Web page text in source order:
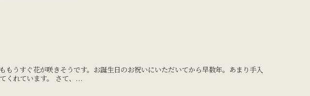
うすぐ花が咲きそうです。お誕生日のお祝いにいただいてから早数年。あまり手入
くれています。 さて、...